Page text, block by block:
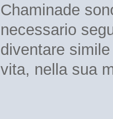
Chaminade
necessario
diventare
vita, nella sua